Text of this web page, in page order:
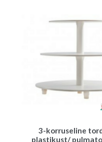
3-korruseline
plastikust/